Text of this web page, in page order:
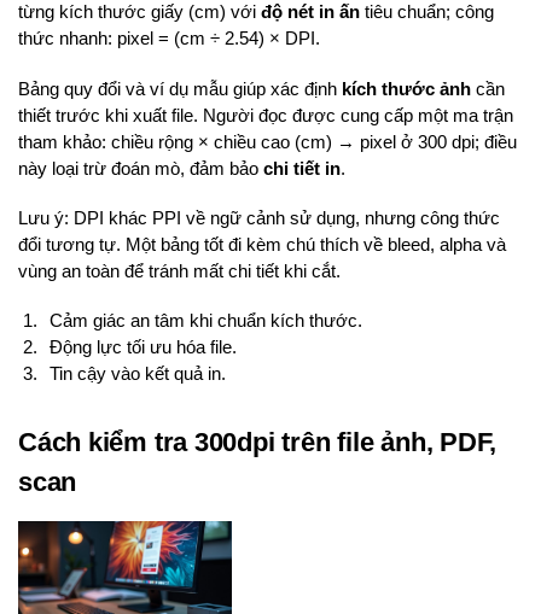
từng kích thước giấy (cm) với độ nét in ấn tiêu chuẩn; công
thức nhanh: pixel = (cm ÷ 2.54) × DPI.
Bảng quy đổi và ví dụ mẫu giúp xác định kích thước ảnh cần
thiết trước khi xuất file. Người đọc được cung cấp một ma trận
tham khảo: chiều rộng × chiều cao (cm) → pixel ở 300 dpi; điều
này loại trừ đoán mò, đảm bảo chi tiết in.
Lưu ý: DPI khác PPI về ngữ cảnh sử dụng, nhưng công thức
đổi tương tự. Một bảng tốt đi kèm chú thích về bleed, alpha và
vùng an toàn để tránh mất chi tiết khi cắt.
Cảm giác an tâm khi chuẩn kích thước.
Động lực tối ưu hóa file.
Tin cậy vào kết quả in.
Cách kiểm tra 300dpi trên file ảnh, PDF,
scan